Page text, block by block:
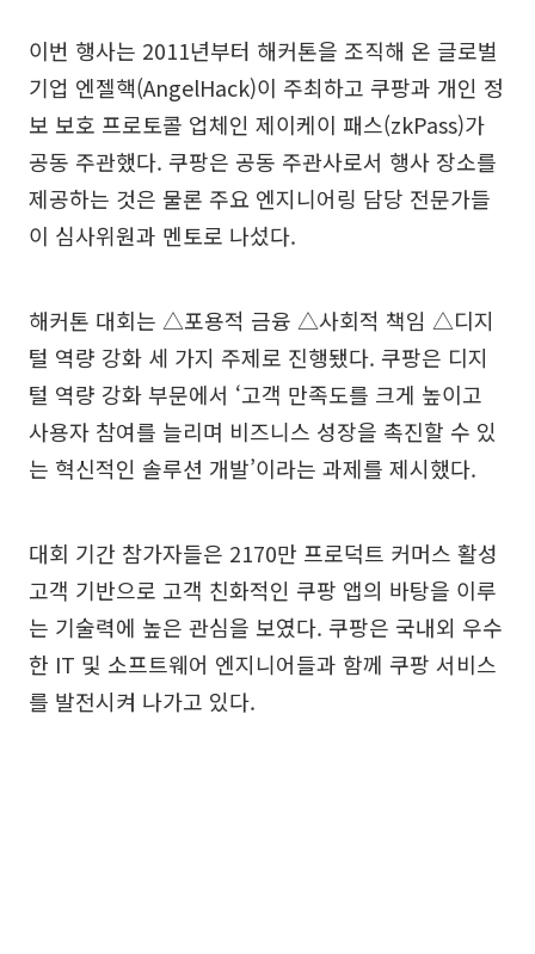
이번 행사는 2011년부터 해커톤을 조직해 온 글로벌
기업 엔젤핵(AngelHack)이 주최하고 쿠팡과 개인 정
보 보호 프로토콜 업체인 제이케이 패스(zkPass)가
공동 주관했다. 쿠팡은 공동 주관사로서 행사 장소를
제공하는 것은 물론 주요 엔지니어링 담당 전문가들
이 심사위원과 멘토로 나섰다.
해커톤 대회는 △포용적 금융 △사회적 책임 △디지
털 역량 강화 세 가지 주제로 진행됐다. 쿠팡은 디지
털 역량 강화 부문에서 ‘고객 만족도를 크게 높이고
사용자 참여를 늘리며 비즈니스 성장을 촉진할 수 있
는 혁신적인 솔루션 개발’이라는 과제를 제시했다.
대회 기간 참가자들은 2170만 프로덕트 커머스 활성
고객 기반으로 고객 친화적인 쿠팡 앱의 바탕을 이루
는 기술력에 높은 관심을 보였다. 쿠팡은 국내외 우수
한 IT 및 소프트웨어 엔지니어들과 함께 쿠팡 서비스
를 발전시켜 나가고 있다.